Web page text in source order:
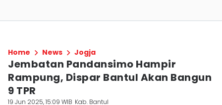
Home News Jogja
Jembatan Pandansimo Hampir
Rampung, Dispar Bantul Akan Bangun
9 TPR
19 Jun 2025, 15:09 WIB Kab. Bantul